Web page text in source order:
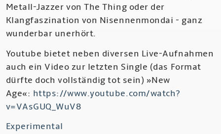
Metall-Jazzer von The Thing oder der
Klangfaszination von Nisennenmondai - ganz
wunderbar unerhört.
Youtube bietet neben diversen Live-Aufnahmen
auch ein Video zur letzten Single (das Format
dürfte doch vollständig tot sein) »New
Age«: https://www.youtube.com/watch?
v=VAsGUQ_WuV8
Experimental